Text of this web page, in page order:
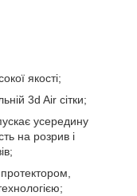
якості;
3d Air сітки;
усередину
на розрив і